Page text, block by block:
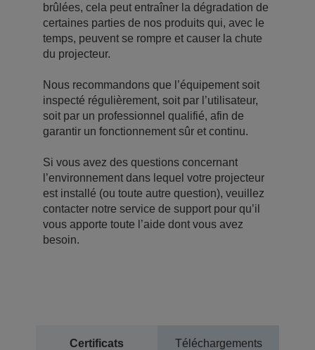
brûlées, cela peut entraîner la dégradation de
certaines parties de nos produits qui, avec le
temps, peuvent se rompre et causer la chute
du projecteur.
Nous recommandons que l’équipement soit
inspecté régulièrement, soit par l’utilisateur,
soit par un professionnel qualifié, afin de
garantir un fonctionnement sûr et continu.
Si vous avez des questions concernant
l’environnement dans lequel votre projecteur
est installé (ou toute autre question), veuillez
contacter notre service de support pour qu’il
vous apporte toute l’aide dont vous avez
besoin.
Certificats Téléchargements